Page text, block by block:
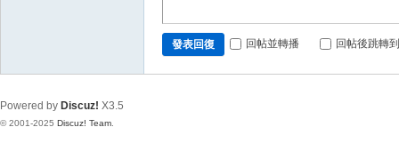
發表回復 回帖並轉播 回帖後跳轉
Powered by Discuz! X3.5
© 2001-2025 Discuz! Team